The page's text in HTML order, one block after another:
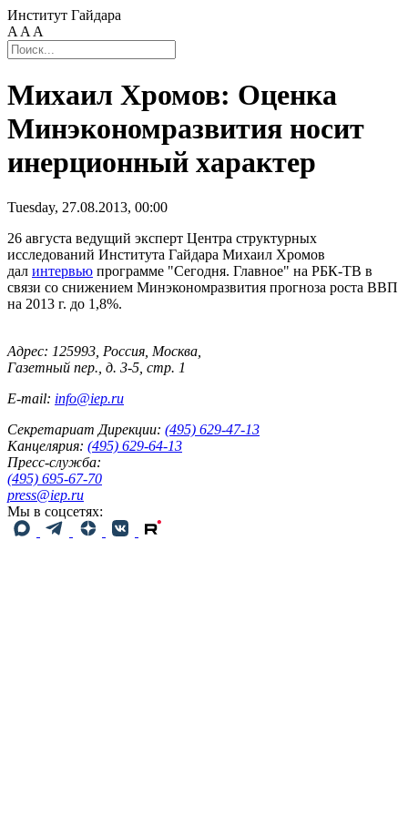
Институт Гайдара
A A A
Михаил Хромов: Оценка
Минэкономразвития носит
инерционный характер
Tuesday, 27.08.2013, 00:00
26 августа ведущий эксперт Центра структурных
исследований Института Гайдара Михаил Хромов
дал интервью программе "Сегодня. Главное" на РБК-ТВ в
связи со снижением Минэкономразвития прогноза роста ВВП
на 2013 г. до 1,8%.
Адрес: 125993, Россия, Москва,
Газетный пер., д. 3-5, стр. 1
E-mail: info@iep.ru
Секретариат Дирекции: (495) 629-47-13
Канцелярия: (495) 629-64-13
Пресс-служба:
(495) 695-67-70
press@iep.ru
Мы в соцсетях: